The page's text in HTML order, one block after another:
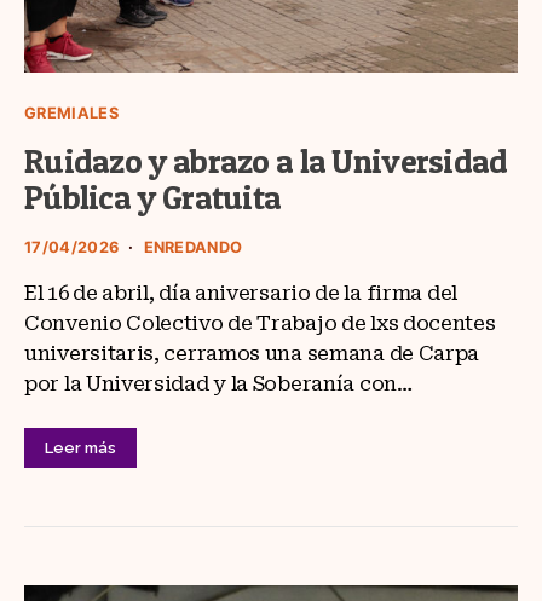
GREMIALES
Ruidazo y abrazo a la Universidad
Pública y Gratuita
17/04/2026 ENREDANDO
El 16 de abril, día aniversario de la firma del
Convenio Colectivo de Trabajo de lxs docentes
universitaris, cerramos una semana de Carpa
por la Universidad y la Soberanía con…
Leer más